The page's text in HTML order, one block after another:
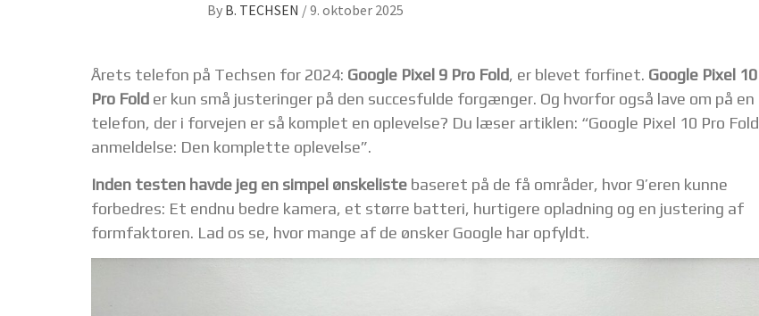
By B. TECHSEN /9. oktober 2025
Årets telefon på Techsen for 2024: Google Pixel 9 Pro Fold, er blevet forfinet. Google Pixel 10
Pro Fold er kun små justeringer på den succesfulde forgænger. Og hvorfor også lave om på en
telefon, der i forvejen er så komplet en oplevelse? Du læser artiklen: “Google Pixel 10 Pro Fold
anmeldelse: Den komplette oplevelse”.
Inden testen havde jeg en simpel ønskeliste baseret på de få områder, hvor 9’eren kunne
forbedres: Et endnu bedre kamera, et større batteri, hurtigere opladning og en justering af
formfaktoren. Lad os se, hvor mange af de ønsker Google har opfyldt.